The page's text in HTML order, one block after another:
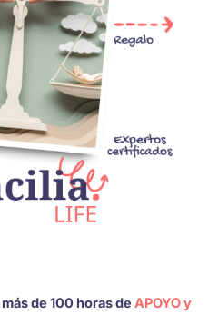
de 100 horas de APOYO y